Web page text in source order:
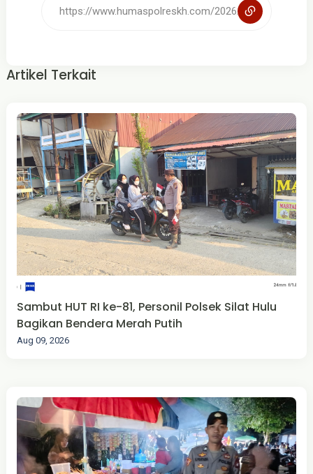
Artikel Terkait
Sambut HUT RI ke-81, Personil Polsek Silat Hulu
Bagikan Bendera Merah Putih
Aug 09, 2026